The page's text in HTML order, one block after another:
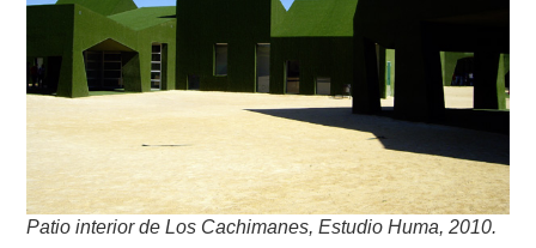
Patio interior de Los Cachimanes, Estudio Huma, 2010.